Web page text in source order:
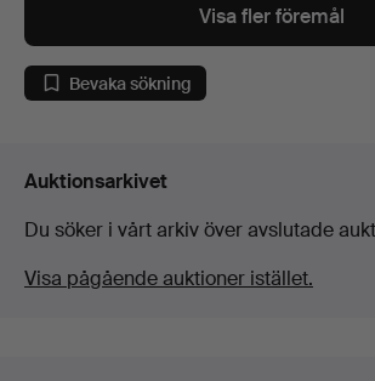
Visa fler föremål
Bevaka sökning
Auktionsarkivet
Du söker i vårt arkiv över avslutade
Visa pågående auktioner istället.